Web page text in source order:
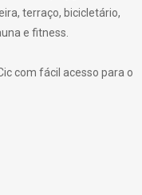
terraço, bicicletário,
e fitness.
com fácil acesso para o